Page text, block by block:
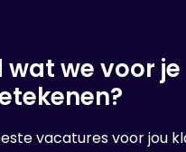
wat we voor je
vacatures voor jou